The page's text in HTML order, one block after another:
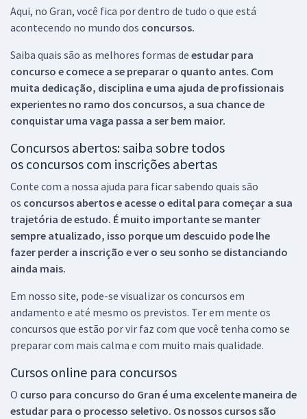
Aqui, no Gran, você fica por dentro de tudo o que está
acontecendo no mundo dos concursos.
Saiba quais são as melhores formas de estudar para
concurso e comece a se preparar o quanto antes. Com
muita dedicação, disciplina e uma ajuda de profissionais
experientes no ramo dos concursos, a sua chance de
conquistar uma vaga passa a ser bem maior.
Concursos abertos: saiba sobre todos
os concursos com inscrições abertas
Conte com a nossa ajuda para ficar sabendo quais são
os concursos abertos e acesse o edital para começar a sua
trajetória de estudo. É muito importante se manter
sempre atualizado, isso porque um descuido pode lhe
fazer perder a inscrição e ver o seu sonho se distanciando
ainda mais.
Em nosso site, pode-se visualizar os concursos em
andamento e até mesmo os previstos. Ter em mente os
concursos que estão por vir faz com que você tenha como se
preparar com mais calma e com muito mais qualidade.
Cursos online para concursos
O curso para concurso do Gran é uma excelente maneira de
estudar para o processo seletivo. Os nossos cursos são